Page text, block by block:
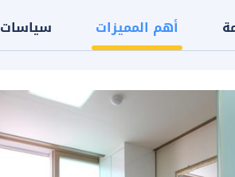
أهم المميزات سياسات